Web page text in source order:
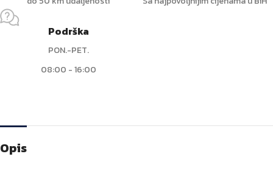
Podrška
PON.-PET.
08:00 - 16:00
Opis